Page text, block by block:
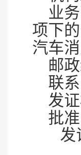
业
项下
汽车
邮
联
发
批
发证